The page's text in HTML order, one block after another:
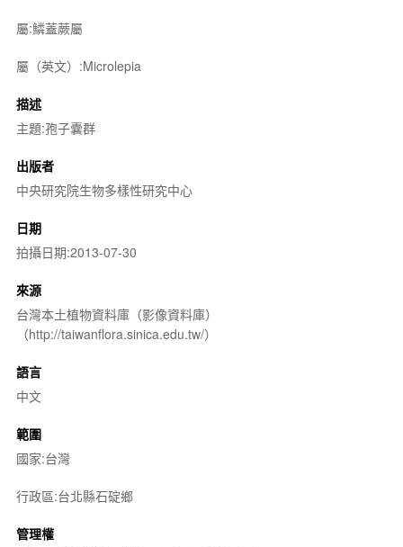
屬:鱗蓋蕨屬
屬（英文）:Microlepia
描述
主題:孢子囊群
出版者
中央研究院生物多樣性研究中心
日期
拍攝日期:2013-07-30
來源
台灣本土植物資料庫（影像資料庫）
（http://taiwanflora.sinica.edu.tw/）
語言
中文
範圍
國家:台灣
行政區:台北縣石碇鄉
管理權